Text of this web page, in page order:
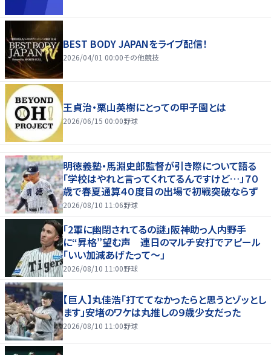
BEST BODY JAPANをライブ配信！
2026/04/01 00:00その他競技
王貞治・栗山英樹にとっての甲子園とは
2026/06/15 00:00野球
明徳義塾・馬淵史郎監督が引き際について語る
「学校はやれと言ってくれてるんですけど…」７０
歳で春夏通算４０度目の出場で初戦突破ならず
2026/08/10 11:06野球
「2軍に幽閉されてるの謎」阪神助っ人内野手
に“昇格”望む声 連日のマルチ安打でアピール
「いい加減あげたって〜」
2026/08/10 11:00野球
【巨人】丸佳浩「打ててなかったらと思うとゾッとし
ます」安堵のワケは丸推しの９歳少女だった
2026/08/10 11:00野球